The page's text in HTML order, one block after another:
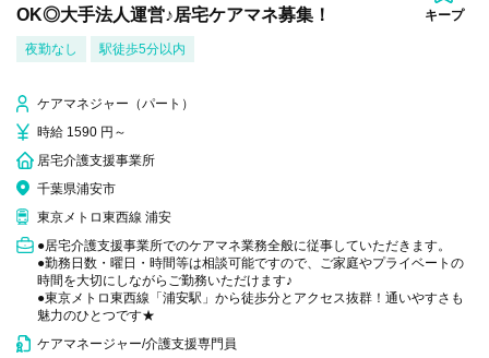
OK◎大手法人運営♪居宅ケアマネ募集！
キープ
夜勤なし 駅徒歩5分以内
ケアマネジャー（パート）
時給 1590 円～
居宅介護支援事業所
千葉県浦安市
東京メトロ東西線 浦安
●居宅介護支援事業所でのケアマネ業務全般に従事していただきます。
●勤務日数・曜日・時間等は相談可能ですので、ご家庭やプライベートの
時間を大切にしながらご勤務いただけます♪
●東京メトロ東西線「浦安駅」から徒歩分とアクセス抜群！通いやすさも
魅力のひとつです★
ケアマネージャー/介護支援専門員